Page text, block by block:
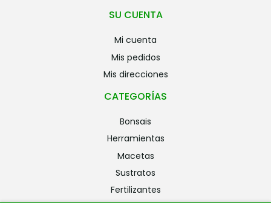
SU CUENTA
mi cuenta
mis pedidos
mis direcciones
CATEGORÍAS
bonsais
herramientas
macetas
sustratos
fertilizantes